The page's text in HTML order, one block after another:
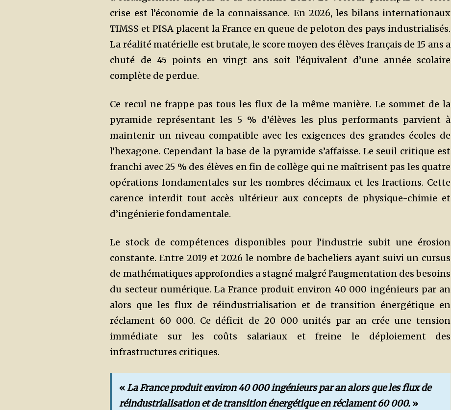
crise est l’économie de la connaissance. En 2026, les bilans internationaux
TIMSS et PISA placent la France en queue de peloton des pays industrialisés.
La réalité matérielle est brutale, le score moyen des élèves français de 15 ans a
chuté de 45 points en vingt ans soit l’équivalent d’une année scolaire
complète de perdue.
Ce recul ne frappe pas tous les flux de la même manière. Le sommet de la
pyramide représentant les 5 % d’élèves les plus performants parvient à
maintenir un niveau compatible avec les exigences des grandes écoles de
l’hexagone. Cependant la base de la pyramide s’affaisse. Le seuil critique est
franchi avec 25 % des élèves en fin de collège qui ne maîtrisent pas les quatre
opérations fondamentales sur les nombres décimaux et les fractions. Cette
carence interdit tout accès ultérieur aux concepts de physique-chimie et
d’ingénierie fondamentale.
Le stock de compétences disponibles pour l’industrie subit une érosion
constante. Entre 2019 et 2026 le nombre de bacheliers ayant suivi un cursus
de mathématiques approfondies a stagné malgré l’augmentation des besoins
du secteur numérique. La France produit environ 40 000 ingénieurs par an
alors que les flux de réindustrialisation et de transition énergétique en
réclament 60 000. Ce déficit de 20 000 unités par an crée une tension
immédiate sur les coûts salariaux et freine le déploiement des
infrastructures critiques.
« La France produit environ 40 000 ingénieurs par an alors que les flux de
réindustrialisation et de transition énergétique en réclament 60 000. »